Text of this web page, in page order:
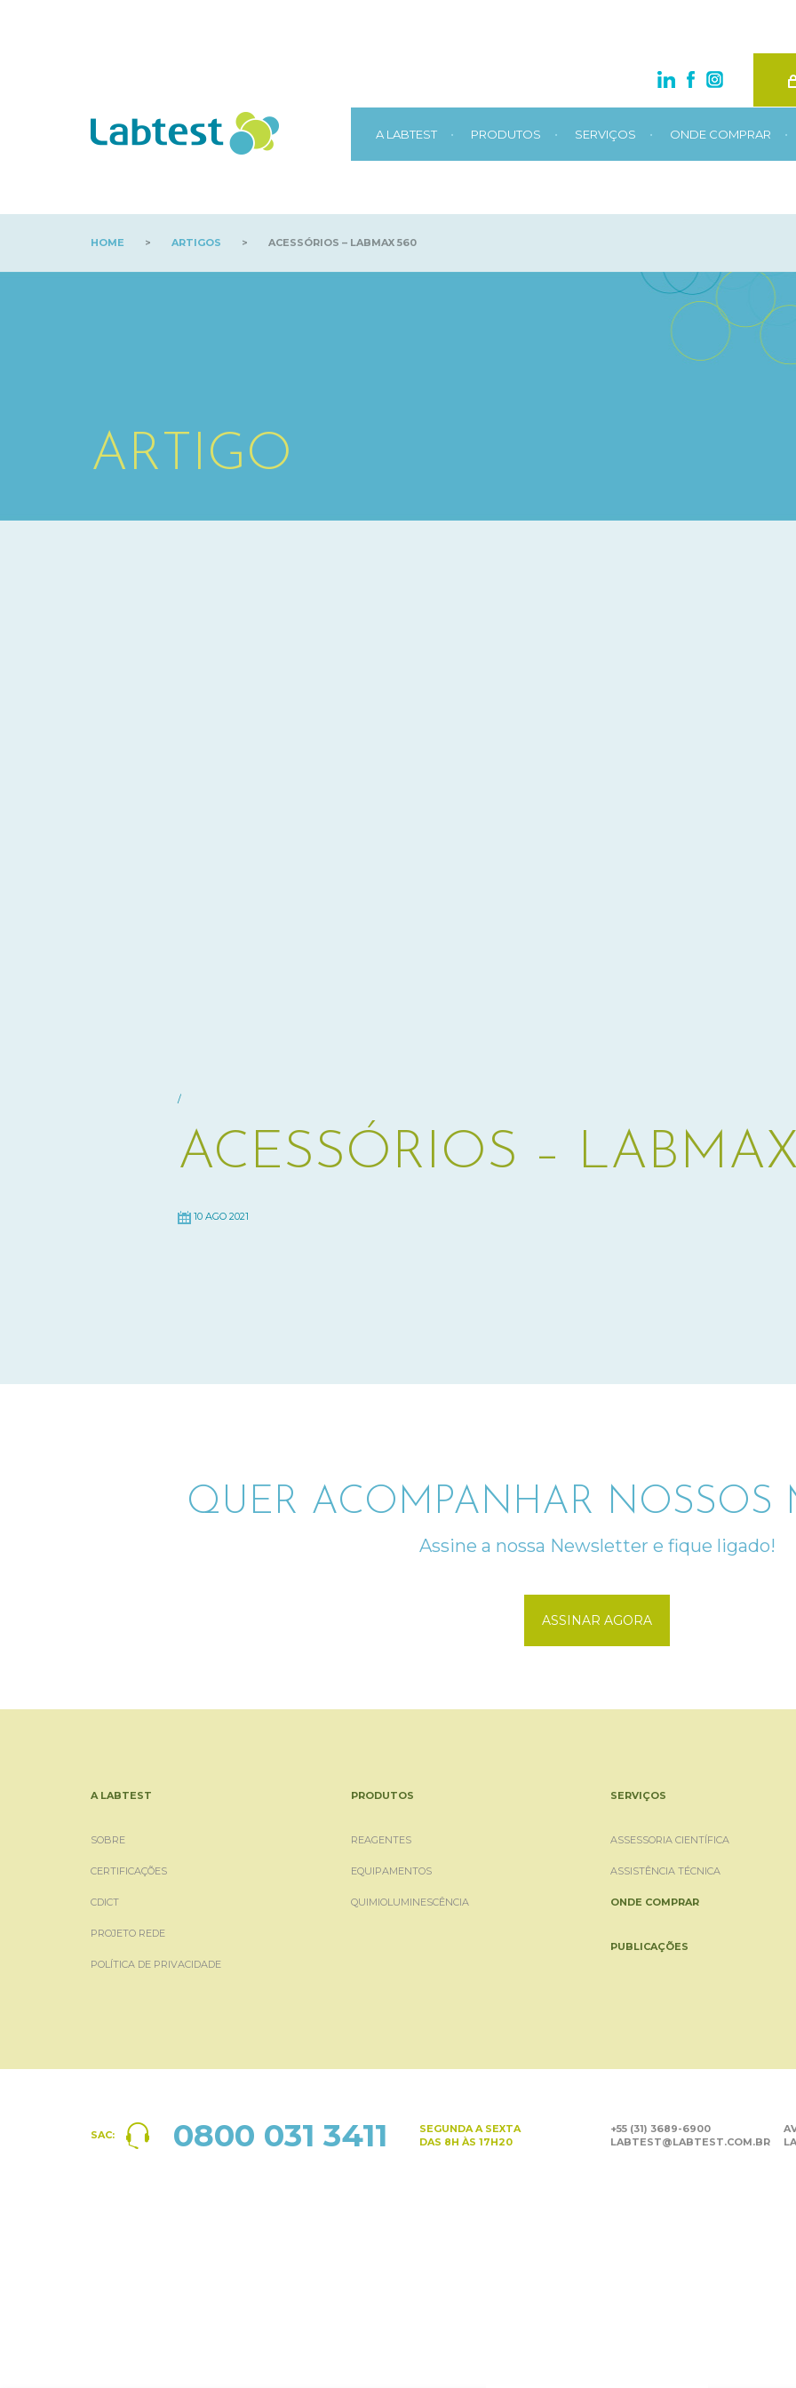
A LABTEST • PRODUTOS • SERVIÇOS • ONDE COMPRAR •
HOME > ARTIGOS > ACESSÓRIOS – LABMAX 560
ARTIGO
/
ACESSÓRIOS –
10 AGO 2021
QUER ACOMPANHAR NOSSOS
Assine a nossa Newsletter e fique ligado!
ASSINAR AGORA
A LABTEST
SOBRE
CERTIFICAÇÕES
CDICT
PROJETO REDE
POLÍTICA DE PRIVACIDADE
PRODUTOS
REAGENTES
EQUIPAMENTOS
QUIMIOLUMINESCÊNCIA
SERVIÇOS
ASSESSORIA CIENTÍFICA
ASSISTÊNCIA TÉCNICA
ONDE COMPRAR
PUBLICAÇÕES
SAC: 0800 031 3411
SEGUNDA A SEXTA
DAS 8H ÀS 17H20
+55 (31) 3689-6900
LABTEST@LABTEST.COM.BR